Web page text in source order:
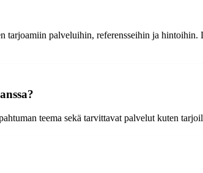
tarjoamiin palveluihin, referensseihin ja
teema sekä tarvittavat palvelut kuten